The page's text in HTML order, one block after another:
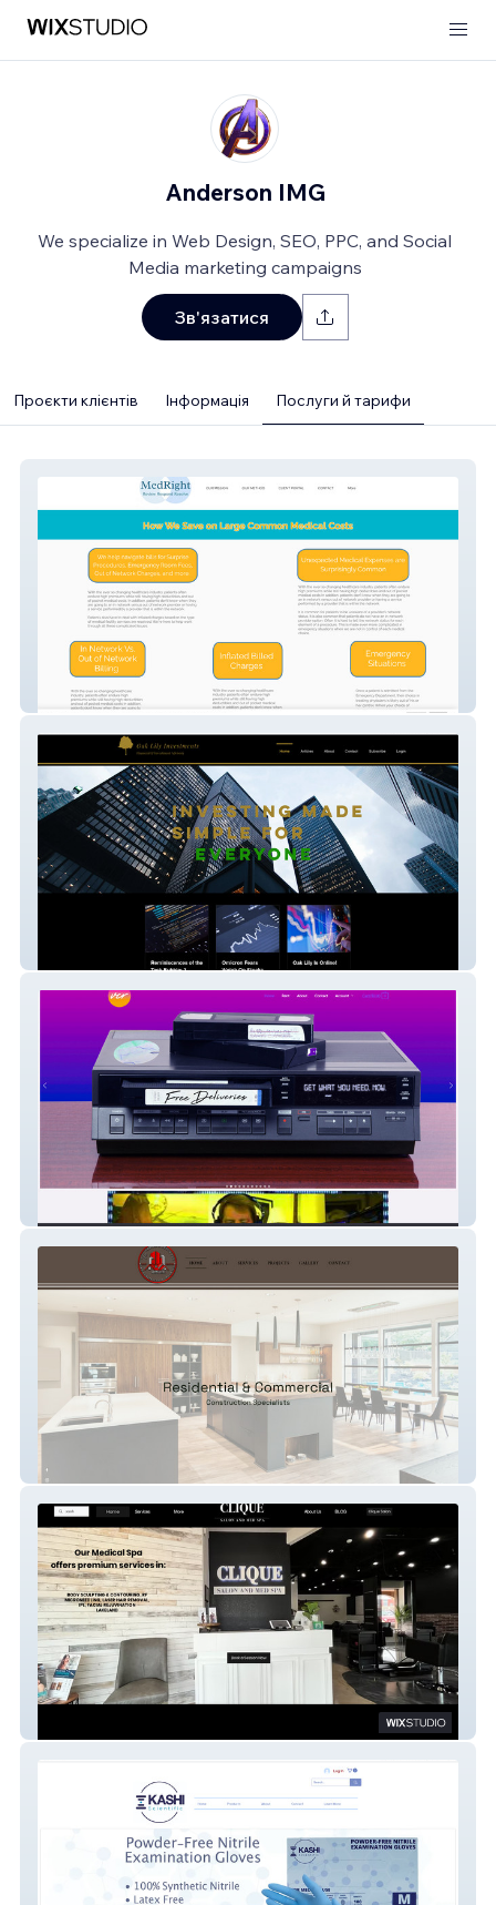
Anderson IMG
We specialize in Web Design, SEO, PPC, and Social
Media marketing campaigns
Зв'язатися
Проєкти клієнтів Інформація Послуги й тарифи
MedRight
Oak Lily Investments
The Carver R Group